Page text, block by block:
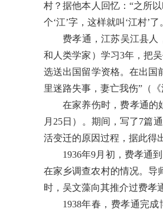
村？据他本人回忆：“之所
个‘江’字，这样就叫‘江村’了
费孝通，江苏吴江县人
和人类学家）学习3年，把
选送出国留学资格。在出国
里迷路失事，妻亡我伤”（
在家养伤时，费孝通的
月25日）。期间，写了7篇
活变迁的原因过程，据此得
1936年9月初，费孝通
在家乡调查农村的情况。导
时，吴文藻向其推介过费孝
1938年春，费孝通完